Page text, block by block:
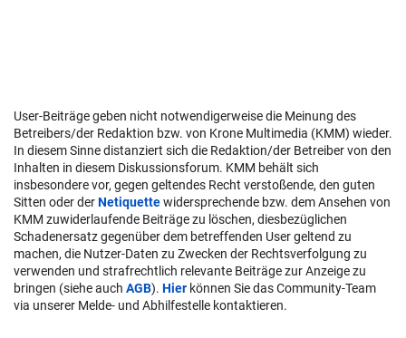
User-Beiträge geben nicht notwendigerweise die Meinung des
Betreibers/der Redaktion bzw. von Krone Multimedia (KMM) wieder.
In diesem Sinne distanziert sich die Redaktion/der Betreiber von den
Inhalten in diesem Diskussionsforum. KMM behält sich
insbesondere vor, gegen geltendes Recht verstoßende, den guten
Sitten oder derNetiquettewidersprechende bzw. dem Ansehen von
KMM zuwiderlaufende Beiträge zu löschen, diesbezüglichen
Schadenersatz gegenüber dem betreffenden User geltend zu
machen, die Nutzer-Daten zu Zwecken der Rechtsverfolgung zu
verwenden und strafrechtlich relevante Beiträge zur Anzeige zu
bringen (siehe auch AGB). Hier können Sie das Community-Team
via unserer Melde- und Abhilfestelle kontaktieren.